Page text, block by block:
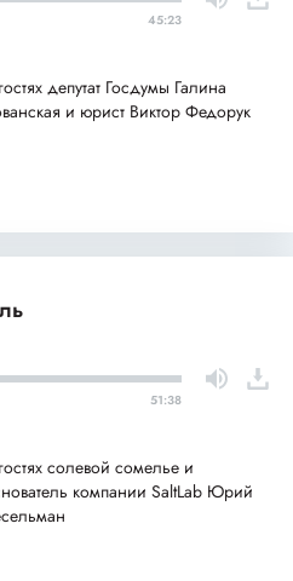
45:23
депутат Госдумы Галина
и юрист Виктор Федорук
51:38
солевой сомелье и
компании SaltLab Юрий